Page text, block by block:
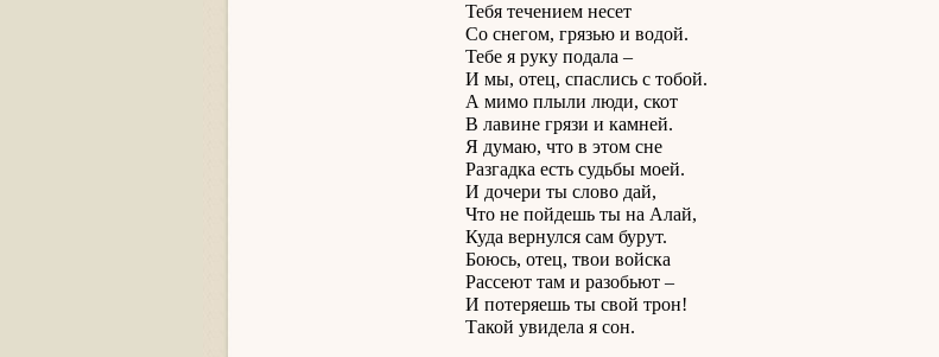
Тебя течением несет
Со снегом, грязью и водой.
Тебе я руку подала –
И мы, отец, спаслись с тобой.
А мимо плыли люди, скот
В лавине грязи и камней.
Я думаю, что в этом сне
Разгадка есть судьбы моей.
И дочери ты слово дай,
Что не пойдешь ты на Алай,
Куда вернулся сам бурут.
Боюсь, отец, твои войска
Рассеют там и разобьют –
И потеряешь ты свой трон!
Такой увидела я сон.